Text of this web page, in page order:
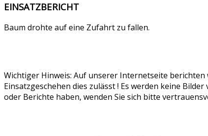
EINSATZBERICHT
Baum drohte auf eine Zufahrt zu fallen.
Wichtiger Hinweis: Auf unserer Internetseite
Einsatzgeschehen dies zulässt ! Es werden keine
oder Berichte haben, wenden Sie sich bitte